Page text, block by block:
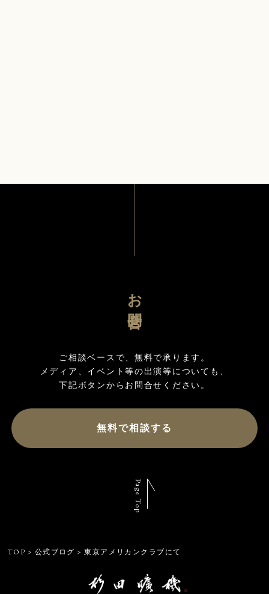
お問合せ
ご相談ベースで、無料で承ります。
メディア、イベント等の出演等についても、
無料で相談する
Page Top
TOP > 公式ブログ >東京アメリカンクラブにて